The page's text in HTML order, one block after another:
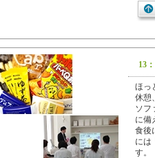
13
ほっ
休憩
ソフ
に備
食後
には
す。